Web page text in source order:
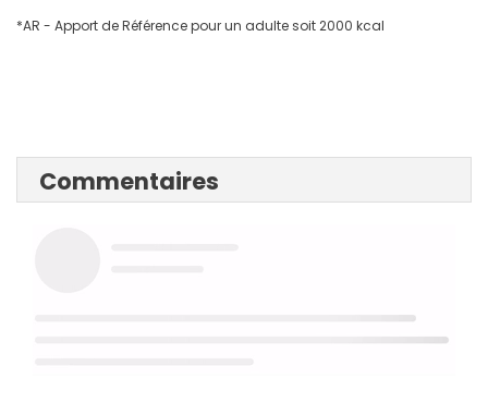
*AR - Apport de Référence pour un adulte soit 2000 kcal
Commentaires